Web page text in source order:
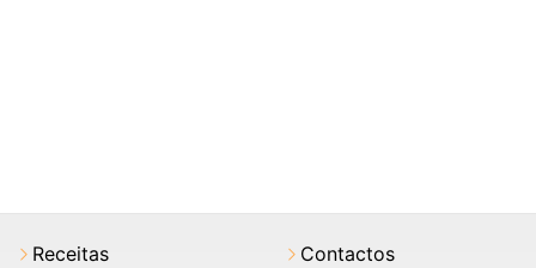
Receitas
Contactos